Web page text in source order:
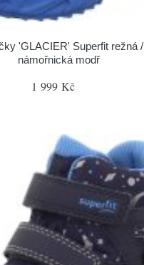
'GLACIER' Superfit režná /
námořnická modř
1 999 Kč